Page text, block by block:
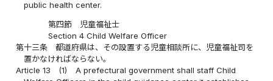
public health center.
第四節 児童福祉士
Section 4 Child Welfare Officer
第十三条
都道府県は、その設置する児童相談所に、児童福祉司を
置かなければならない。
Article 13
(1)
A prefectural government shall staff Child